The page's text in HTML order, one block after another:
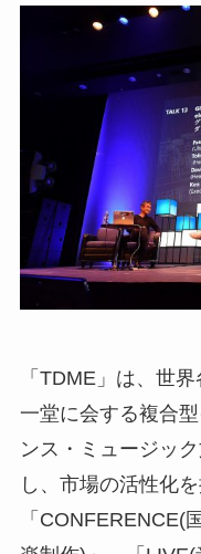
「TDME」は、世
一堂に会する複合
ンス・ミュージッ
し、市場の活性化
「CONFERENCE(